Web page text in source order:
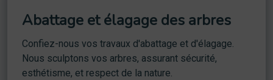
Abattage et élagage des arbres
Confiez-nous vos travaux d'abattage et d'élagage.
Nous sculptons vos arbres, assurant sécurité,
esthétisme, et respect de la nature.